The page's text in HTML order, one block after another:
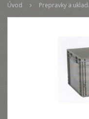
Úvod Prepravky a